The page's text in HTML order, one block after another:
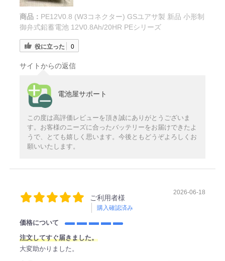
商品： PE12V0.8 (W3コネクター) GSユアサ製 新品 小形制
御弁式鉛蓄電池 12V0.8Ah/20HR PEシリーズ
役に立った 0
サイトからの返信
電池屋サポート
この度は高評価レビューを頂き誠にありがとうございま
す。お客様のニーズに合ったバッテリーをお届けできたよ
うで、とても嬉しく思います。今後ともどうぞよろしくお
願いいたします。
ご利用者様
購入確認済み
2026-06-18
価格について
注文してすぐ届きました。
大変助かりました。